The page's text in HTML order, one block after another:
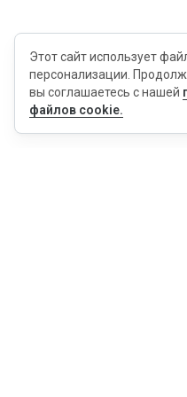
Этот сайт использует
персонализации.
вы соглашаетесь с нашей
файлов cookie.